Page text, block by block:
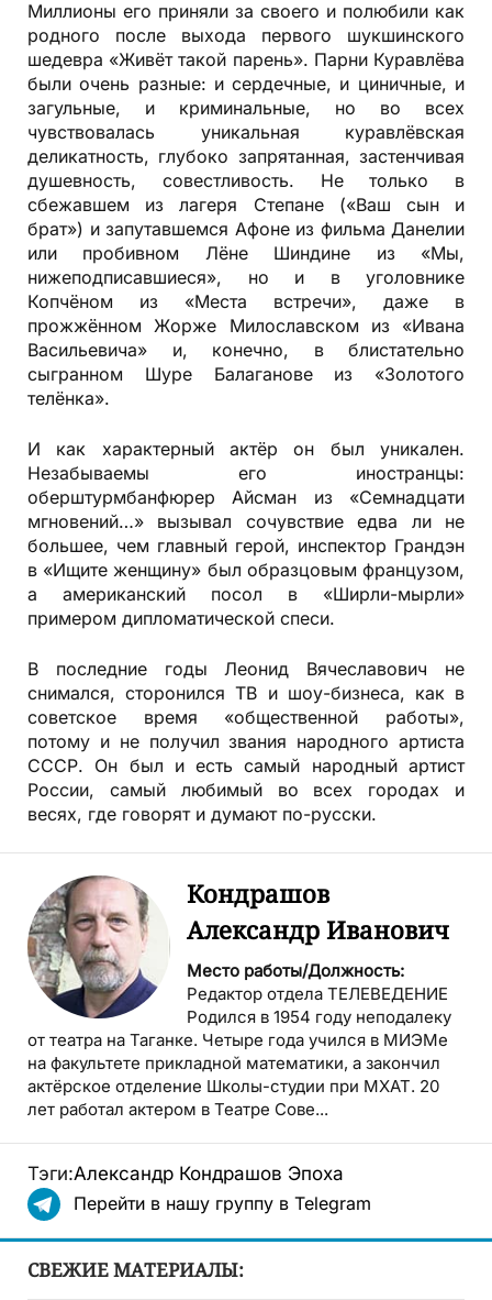
Миллионы его приняли за своего и полюбили как
родного после выхода первого шукшинского
шедевра «Живёт такой парень». Парни Куравлёва
были очень разные: и сердечные, и циничные, и
загульные, и криминальные, но во всех
чувствовалась уникальная куравлёвская
деликатность, глубоко запрятанная, застенчивая
душевность, совестливость. Не только в
сбежавшем из лагеря Степане («Ваш сын и
брат») и запутавшемся Афоне из фильма Данелии
или пробивном Лёне Шиндине из «Мы,
нижеподписавшиеся», но и в уголовнике
Копчёном из «Места встречи», даже в
прожжённом Жорже Милославском из «Ивана
Васильевича» и, конечно, в блистательно
сыгранном Шуре Балаганове из «Золотого
телёнка».
И как характерный актёр он был уникален.
Незабываемы его иностранцы:
оберштурмбанфюрер Айсман из «Семнадцати
мгновений…» вызывал сочувствие едва ли не
большее, чем главный герой, инспектор Грандэн
в «Ищите женщину» был образцовым французом,
а американский посол в «Ширли-мырли»
примером дипломатической спеси.
В последние годы Леонид Вячеславович не
снимался, сторонился ТВ и шоу-бизнеса, как в
советское время «общественной работы»,
потому и не получил звания народного артиста
СССР. Он был и есть самый народный артист
России, самый любимый во всех городах и
весях, где говорят и думают по-русски.
Кондрашов
Александр Иванович
Место работы/Должность:
Редактор отдела ТЕЛЕВЕДЕНИЕ
Родился в 1954 году неподалеку
от театра на Таганке. Четыре года учился в МИЭМе
на факультете прикладной математики, а закончил
актёрское отделение Школы-студии при МХАТ. 20
лет работал актером в Театре Сове...
Тэги:Александр Кондрашов Эпоха
Перейти в нашу группу в Telegram
СВЕЖИЕ МАТЕРИАЛЫ: